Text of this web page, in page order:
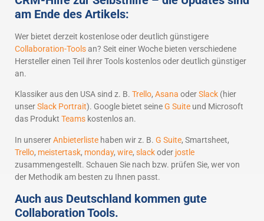
am Ende des Artikels:
Wer bietet derzeit kostenlose oder deutlich günstigere
Collaboration-Toolsan? Seit einer Woche bieten verschiedene
Hersteller einen Teil ihrer Tools kostenlos oder deutlich günstiger
an.
Klassiker aus den USA sind z. B. Trello, Asana oderSlack (hier
unserSlack Portrait). Google bietet seineG Suite und Microsoft
das Produkt Teams kostenlos an.
In unsererAnbieterliste haben wir z. B. G Suite, Smartsheet,
Trello, meistertask, monday, wire, slackoder jostle
zusammengestellt. Schauen Sie nach bzw. prüfen Sie, wer von
der Methodik am besten zu Ihnen passt.
Auch aus Deutschland kommen gute
Collaboration Tools.